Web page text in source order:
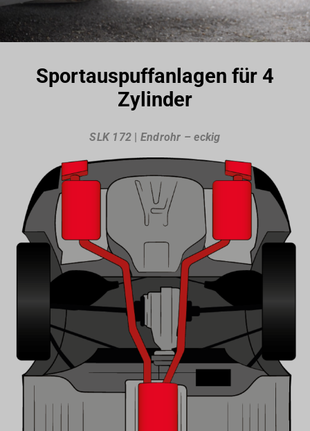
Sportauspuffanlagen für 4
Zylinder
SLK 172 | Endrohr – eckig